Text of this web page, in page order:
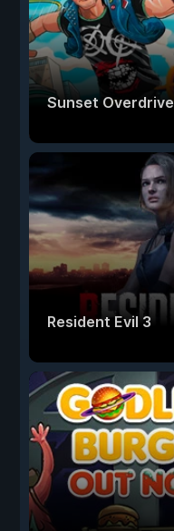
Sunset Overdrive
Resident Evil 3